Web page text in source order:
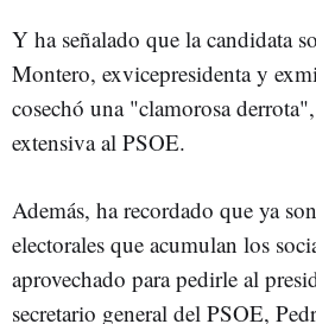
Y ha señalado que la candidata
Montero, exvicepresidenta y
cosechó una "clamorosa
extensiva al PSOE.
Además, ha recordado que ya
electorales que acumulan los
aprovechado para pedirle al
secretario general del PSOE,